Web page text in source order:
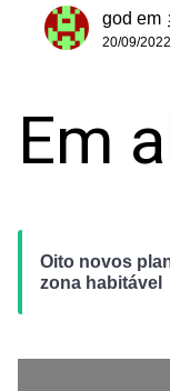
god em
20/09/2022
Em
Oito novos
zona habitável